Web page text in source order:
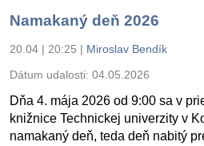
Namakaný deň 2026
20.04 | 20:25 | Miroslav Bendík
Dátum udalosti: 04.05.2026
Dňa 4. mája 2026 od 9:00 sa v
knižnice Technickej univerzity v
namakaný deň, teda deň nabitý